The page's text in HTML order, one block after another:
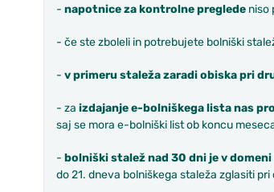
- napotnice za kontrolne pregledeniso
- če ste zboleli in potrebujete bolniški
- v primeru staleža zaradi obiska pri
- za izdajanje e-bolniškega lista nas
saj se mora e-bolniški list ob koncu
- bolniški stalež nad 30 dni je v
do 21. dneva bolniškega staleža zglasiti